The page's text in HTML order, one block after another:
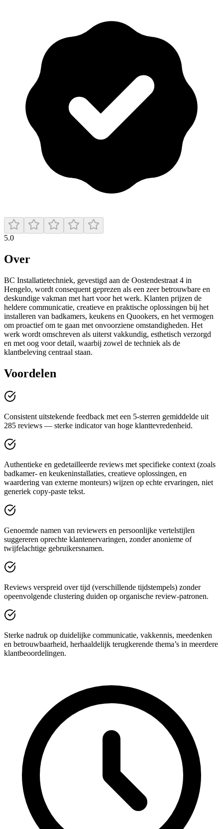
5.0
Over
BC Installatietechniek, gevestigd aan de Oostendestraat 4 in
Hengelo, wordt consequent geprezen als een zeer betrouwbare en
deskundige vakman met hart voor het werk. Klanten prijzen de
heldere communicatie, creatieve en praktische oplossingen bij het
installeren van badkamers, keukens en Quookers, en het vermogen
om proactief om te gaan met onvoorziene omstandigheden. Het
werk wordt omschreven als uiterst vakkundig, esthetisch verzorgd
en met oog voor detail, waarbij zowel de techniek als de
klantbeleving centraal staan.
Voordelen
Consistent uitstekende feedback met een 5‑sterren gemiddelde uit
285 reviews — sterke indicator van hoge klanttevredenheid.
Authentieke en gedetailleerde reviews met specifieke context (zoals
badkamer- en keukeninstallaties, creatieve oplossingen, en
waardering van externe monteurs) wijzen op echte ervaringen, niet
generiek copy‑paste tekst.
Genoemde namen van reviewers en persoonlijke vertelstijlen
suggereren oprechte klantenervaringen, zonder anonieme of
twijfelachtige gebruikersnamen.
Reviews verspreid over tijd (verschillende tijdstempels) zonder
opeenvolgende clustering duiden op organische review-patronen.
Sterke nadruk op duidelijke communicatie, vakkennis, meedenken
en betrouwbaarheid, herhaaldelijk terugkerende thema’s in meerdere
klantbeoordelingen.